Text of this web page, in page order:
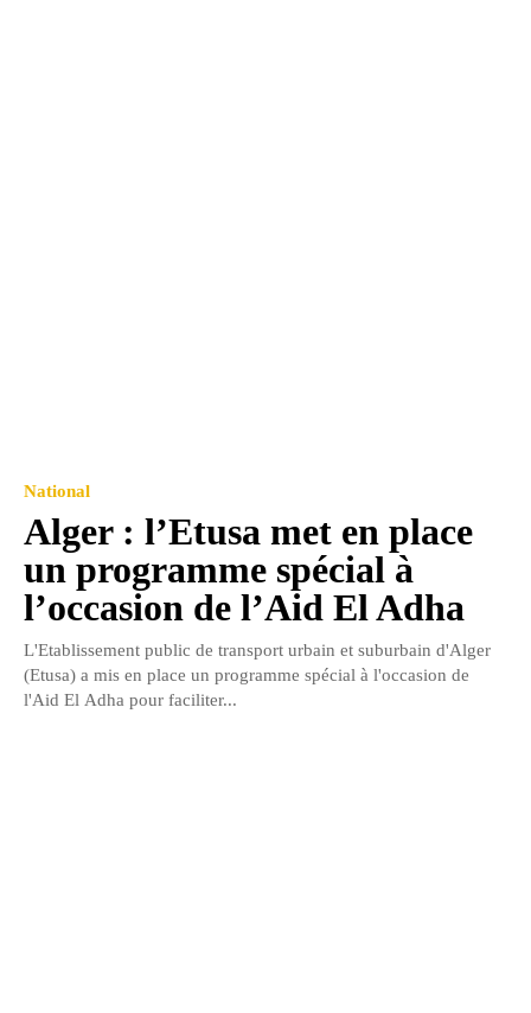
National
Alger : l’Etusa met en place
un programme spécial à
l’occasion de l’Aid El Adha
L'Etablissement public de transport urbain et suburbain d'Alger
(Etusa) a mis en place un programme spécial à l'occasion de
l'Aid El Adha pour faciliter...